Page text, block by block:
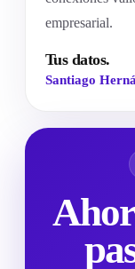
empresarial.
Tus datos.
Santiago